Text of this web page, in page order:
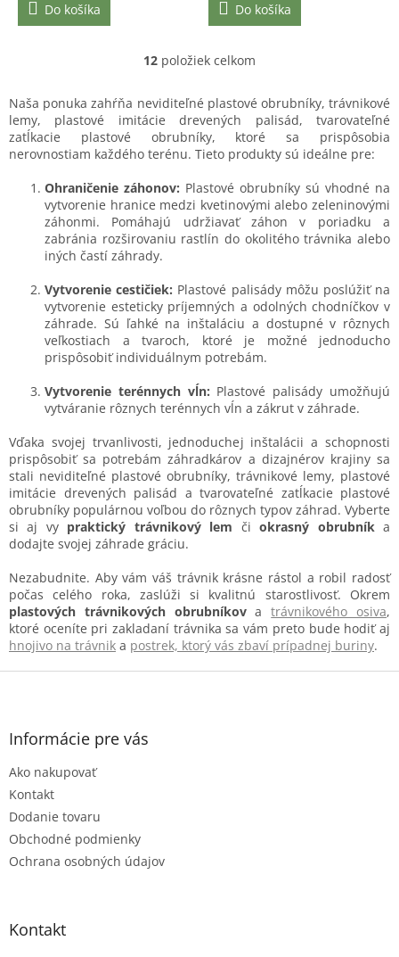
Do košíka Do košíka
O
l
á
d
a
i
e
p
r
y
v
ý
p
i
u
12 položiek celkom
Naša ponuka zahŕňa neviditeľné plastové obrubníky, trávnikové
lemy, plastové imitácie drevených palisád, tvarovateľné
zatĺkacie plastové obrubníky, ktoré sa prispôsobia
nerovnostiam každého terénu. Tieto produkty sú ideálne pre:
Ohraničenie záhonov: Plastové obrubníky sú vhodné na
vytvorenie hranice medzi kvetinovými alebo zeleninovými
záhonmi. Pomáhajú udržiavať záhon v poriadku a
zabránia rozširovaniu rastlín do okolitého trávnika alebo
iných častí záhrady.
Vytvorenie cestičiek: Plastové palisády môžu poslúžiť na
vytvorenie esteticky príjemných a odolných chodníčkov v
záhrade. Sú ľahké na inštaláciu a dostupné v rôznych
veľkostiach a tvaroch, ktoré je možné jednoducho
prispôsobiť individuálnym potrebám.
Vytvorenie terénnych vĺn: Plastové palisády umožňujú
vytváranie rôznych terénnych vĺn a zákrut v záhrade.
Vďaka svojej trvanlivosti, jednoduchej inštalácii a schopnosti
prispôsobiť sa potrebám záhradkárov a dizajnérov krajiny sa
stali neviditeľné plastové obrubníky, trávnikové lemy, plastové
imitácie drevených palisád a tvarovateľné zatĺkacie plastové
obrubníky populárnou voľbou do rôznych typov záhrad. Vyberte
si aj vy praktický trávnikový lem čiokrasný obrubníka
dodajte svojej záhrade gráciu.
Nezabudnite. Aby vám váš trávnik krásne rástol a robil radosť
počas celého roka, zaslúži si kvalitnú starostlivosť. Okrem
plastových trávnikových obrubníkovatrávnikového osiva,
ktoré oceníte pri zakladaní trávnika sa vám preto bude hodiť aj
hnojivo na trávnik a postrek, ktorý vás zbaví prípadnej buriny.
Z
Informácie pre vás
Ako nakupovať
Kontakt
Dodanie tovaru
Obchodné podmienky
Ochrana osobných údajov
Kontakt